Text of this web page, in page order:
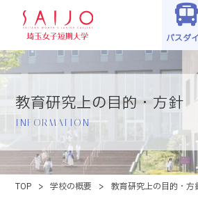
バスダ
教育研究上の目的・方針
INFORMATION
TOP > 学校の概要 > 教育研究上の目的・方